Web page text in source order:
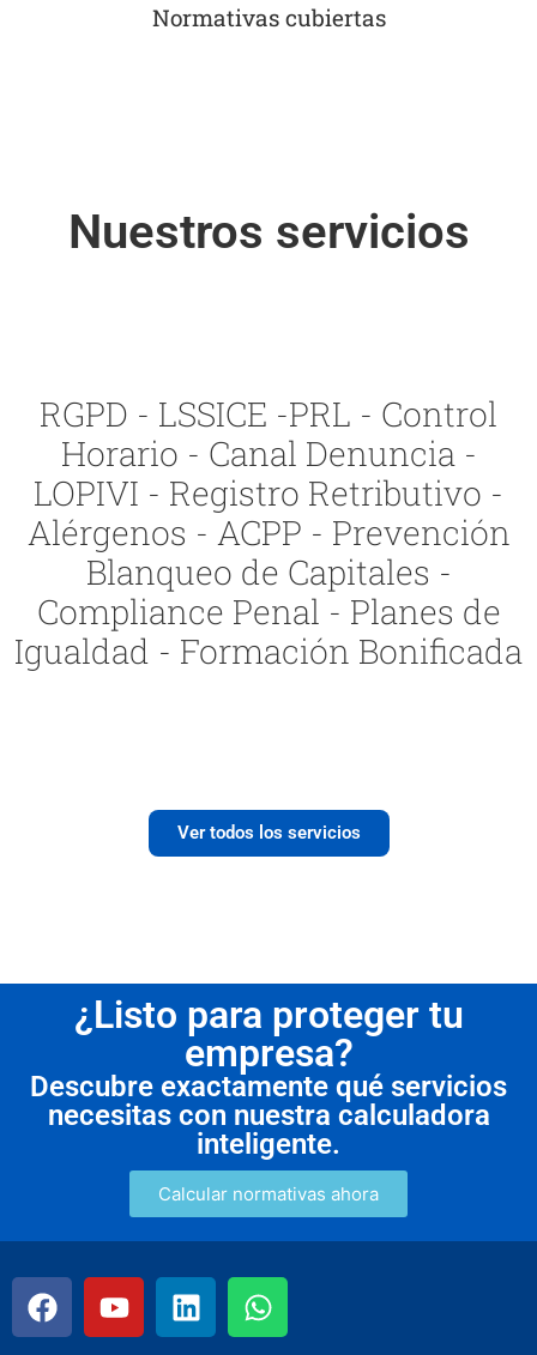
Normativas cubiertas
Nuestros servicios
RGPD - LSSICE -PRL - Control
Horario - Canal Denuncia -
LOPIVI - Registro Retributivo -
Alérgenos - ACPP - Prevención
Blanqueo de Capitales -
Compliance Penal - Planes de
Igualdad - Formación Bonificada
Ver todos los servicios
¿Listo para proteger tu
empresa?
Descubre exactamente qué servicios
necesitas con nuestra calculadora
inteligente.
Calcular normativas ahora